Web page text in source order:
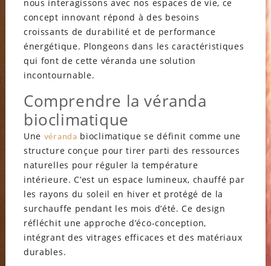
nous interagissons avec nos espaces de vie, ce
concept innovant répond à des besoins
croissants de durabilité et de performance
énergétique. Plongeons dans les caractéristiques
qui font de cette véranda une solution
incontournable.
Comprendre la véranda
bioclimatique
Une véranda bioclimatique se définit comme une
structure conçue pour tirer parti des ressources
naturelles pour réguler la température
intérieure. C’est un espace lumineux, chauffé par
les rayons du soleil en hiver et protégé de la
surchauffe pendant les mois d’été. Ce design
réfléchit une approche d’éco-conception,
intégrant des vitrages efficaces et des matériaux
durables.